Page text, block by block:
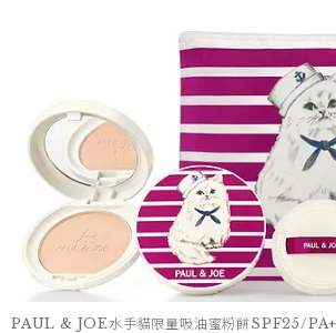
PAUL & JOE水手貓限量吸油蜜粉餅SPF25/